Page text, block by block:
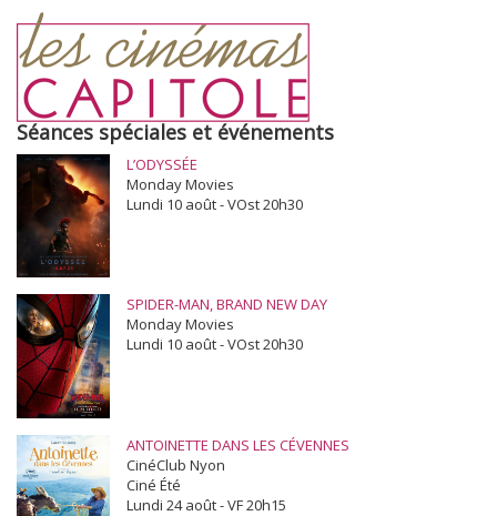
Séances spéciales et événements
L’ODYSSÉE
Monday Movies
Lundi 10 août - VOst 20h30
SPIDER-MAN, BRAND NEW DAY
Monday Movies
Lundi 10 août - VOst 20h30
ANTOINETTE DANS LES CÉVENNES
CinéClub Nyon
Ciné Été
Lundi 24 août - VF 20h15